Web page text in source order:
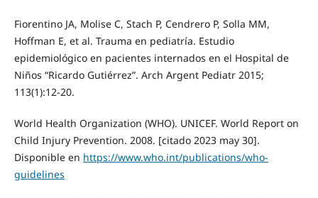
Fiorentino JA, Molise C, Stach P, Cendrero P, Solla MM,
Hoffman E, et al. Trauma en pediatría. Estudio
epidemiológico en pacientes internados en el Hospital de
Niños “Ricardo Gutiérrez”. Arch Argent Pediatr 2015;
113(1):12-20.
World Health Organization (WHO). UNICEF. World Report on
Child Injury Prevention. 2008. [citado 2023 may 30].
Disponible en https://www.who.int/publications/who-
guidelines